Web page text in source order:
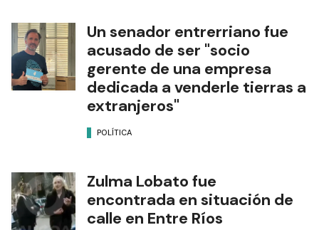
Un senador entrerriano fue
acusado de ser "socio
gerente de una empresa
dedicada a venderle tierras a
extranjeros"
POLÍTICA
Zulma Lobato fue
encontrada en situación de
calle en Entre Ríos